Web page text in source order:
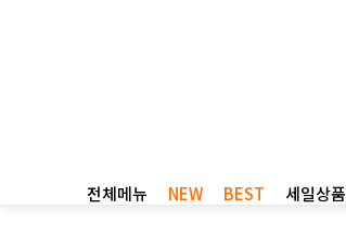
전체메뉴 NEW BEST 세일상품